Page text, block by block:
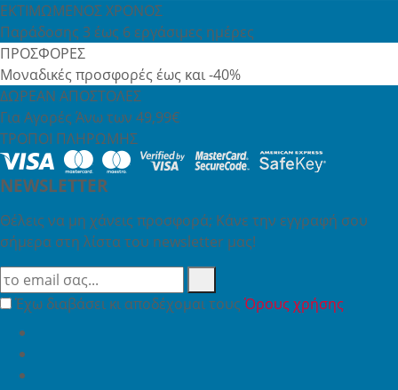
ΕΚΤΙΜΩΜΕΝΟΣ ΧΡΟΝΟΣ
Παράδοσης 3 έως 6 εργάσιμες ημέρες
ΠΡΟΣΦΟΡΕΣ
Μοναδικές προσφορές έως και -40%
ΔΩΡΕΑΝ ΑΠΟΣΤΟΛΕΣ
Για Αγορές Άνω των 49,99€
ΤΡΟΠΟΙ ΠΛΗΡΩΜΗΣ
NEWSLETTER
Θέλεις να μη χάνεις προσφορά; Κάνε την εγγραφή σου
σήμερα στη λίστα του newsletter μας!
Έχω διαβάσει κι αποδέχομαι τουςΌρους χρήσης